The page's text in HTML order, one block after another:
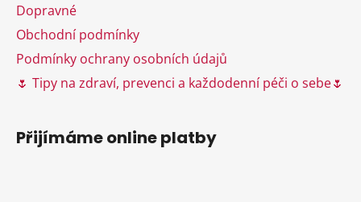
Dopravné
Obchodní podmínky
Podmínky ochrany osobních údajů
🌷 Tipy na zdraví, prevenci a každodenní péči o sebe🌷
Přijímáme online platby